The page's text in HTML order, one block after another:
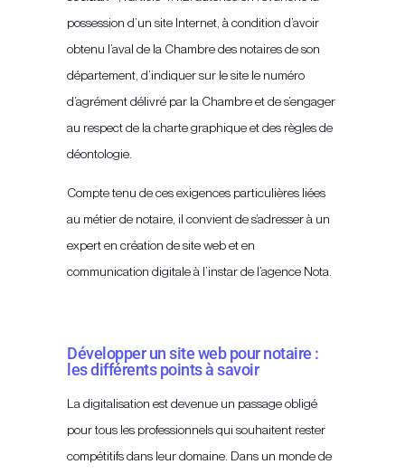
possession d’un site Internet, à condition d’avoir
obtenu l’aval de la Chambre des notaires de son
département, d’indiquer sur le site le numéro
d’agrément délivré par la Chambre et de s’engager
au respect de la charte graphique et des règles de
déontologie.
Compte tenu de ces exigences particulières liées
au métier de notaire, il convient de s’adresser à un
expert en création de site web et en
communication digitale à l’instar de l’agence Nota.
Développer un site web pour notaire :
les différents points à savoir
La digitalisation est devenue un passage obligé
pour tous les professionnels qui souhaitent rester
compétitifs dans leur domaine. Dans un monde de